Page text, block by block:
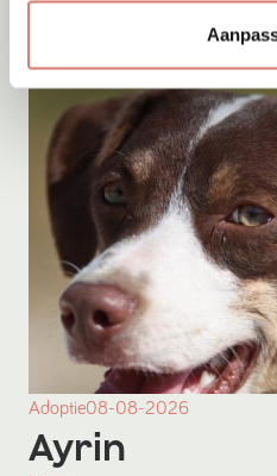
Adoptie08-08-2026
Ayrin